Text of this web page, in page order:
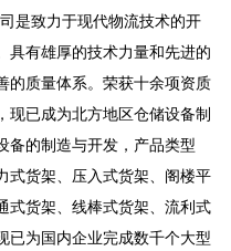
致力于现代物流技术的开
具有雄厚的技术力量和先进的
的质量体系。荣获十余项资质
现已成为北方地区仓储设备制
备的制造与开发，产品类型
式货架、压入式货架、阁楼平
式货架、线棒式货架、流利式
已为国内企业完成数千个大型